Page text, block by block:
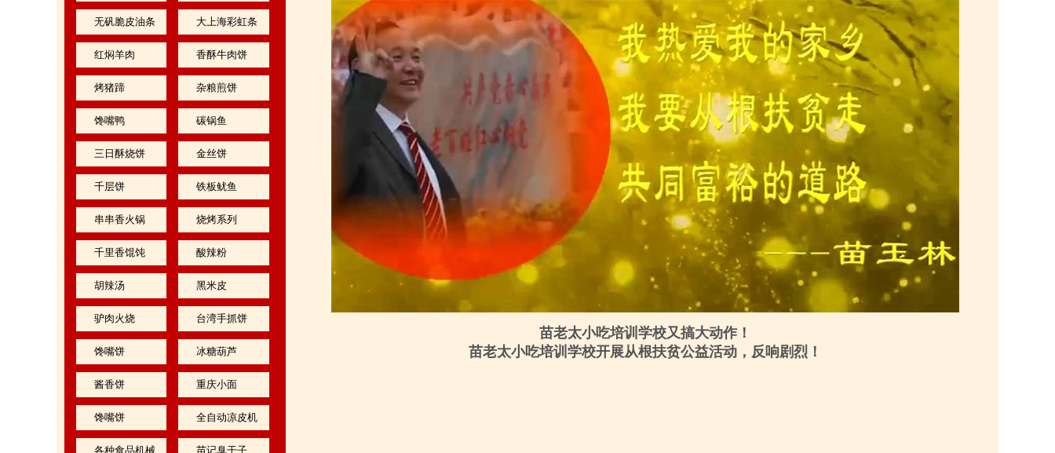
无矾脆皮油条 大上海彩虹条
红焖羊肉 香酥牛肉饼
烤猪蹄 杂粮煎饼
馋嘴鸭 碳锅鱼
三日酥烧饼 金丝饼
千层饼 铁板鱿鱼
串串香火锅 烧烤系列
千里香馄饨 酸辣粉
胡辣汤 黑米皮
驴肉火烧 台湾手抓饼
馋嘴饼 冰糖葫芦
酱香饼 重庆小面
馋嘴饼 全自动凉皮机
各种食品机械 苗记臭干子
苗老太小吃培训学校又搞大动作！
苗老太小吃培训学校开展从根扶贫公益活动，反响剧烈！